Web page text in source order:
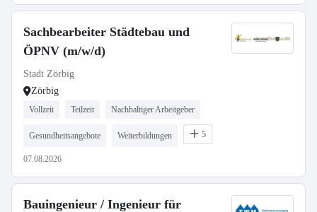
Sachbearbeiter Städtebau und
ÖPNV (m/w/d)
Stadt Zörbig
Zörbig
Vollzeit Teilzeit Nachhaltiger Arbeitgeber
Gesundheitsangebote Weiterbildungen 5
07.08.2026
Bauingenieur / Ingenieur für